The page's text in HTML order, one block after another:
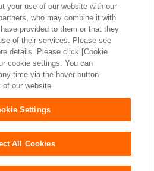
マップ ウェブサイト利用規約
ー 障がいの表記について
your use of our website with our
who may combine it with
provided to them or that they
of their services. Please see
details. Please click [Cookie
cookie settings. You can
time via the hover button
of our website.
Settings
All Cookies